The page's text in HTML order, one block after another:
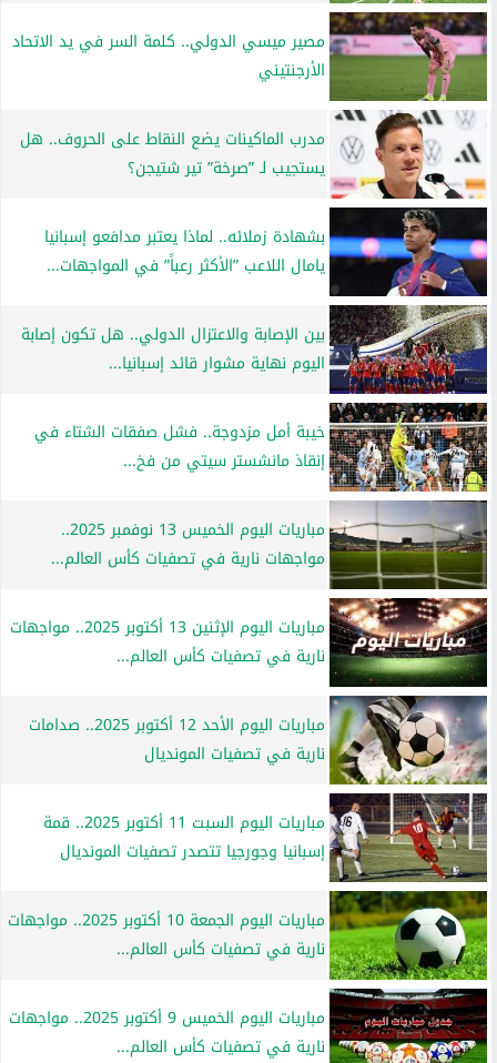
مصير ميسي الدولي.. كلمة السر في يد الاتحاد
الأرجنتيني
مدرب الماكينات يضع النقاط على الحروف.. هل
يستجيب لـ ”صرخة” تير شتيجن؟
بشهادة زملائه.. لماذا يعتبر مدافعو إسبانيا
يامال اللاعب ”الأكثر رعباً” في المواجهات...
بين الإصابة والاعتزال الدولي.. هل تكون إصابة
اليوم نهاية مشوار قائد إسبانيا...
خيبة أمل مزدوجة.. فشل صفقات الشتاء في
إنقاذ مانشستر سيتي من فخ...
مباريات اليوم الخميس 13 نوفمبر 2025..
مواجهات نارية في تصفيات كأس العالم...
مباريات اليوم الإثنين 13 أكتوبر 2025.. مواجهات
نارية في تصفيات كأس العالم...
مباريات اليوم الأحد 12 أكتوبر 2025.. صدامات
نارية في تصفيات المونديال
مباريات اليوم السبت 11 أكتوبر 2025.. قمة
إسبانيا وجورجيا تتصدر تصفيات المونديال
مباريات اليوم الجمعة 10 أكتوبر 2025.. مواجهات
نارية في تصفيات كأس العالم...
مباريات اليوم الخميس 9 أكتوبر 2025.. مواجهات
نارية في تصفيات كأس العالم...